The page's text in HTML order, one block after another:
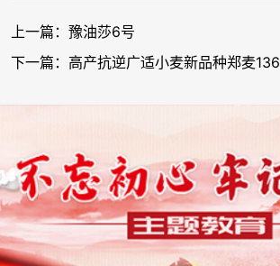
上一篇：豫油莎6号
下一篇：高产抗逆广适小麦新品种郑麦136